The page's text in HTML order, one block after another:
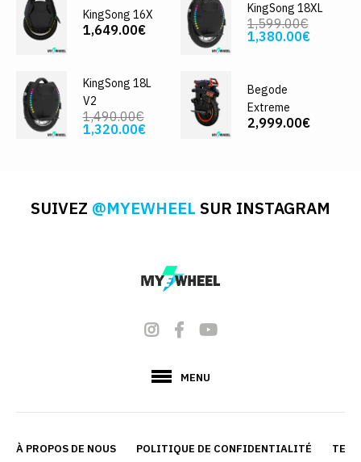
KingSong 16X
1,649.00€
KingSong 18XL
1,599.00€
1,380.00€
KingSong 18L
V2
1,490.00€
1,320.00€
Begode
Extreme
2,999.00€
SUIVEZ @MYEWHEEL SUR INSTAGRAM
MENU
À PROPOS DE NOUS POLITIQUE DE CONFIDENTIALITÉ